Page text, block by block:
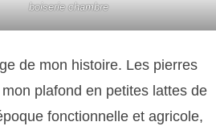
boiserie chambre
de mon histoire. Les pierres
plafond en petites lattes de
fonctionnelle et agricole,